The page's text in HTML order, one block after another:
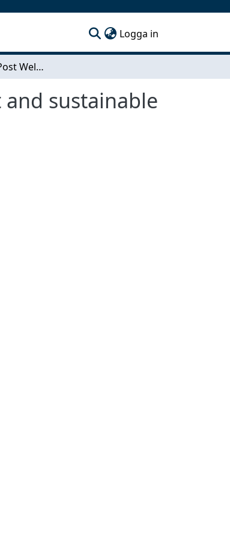
Logga in
The benefits of Post Weld Treatment for cost efficient and sustainable bridge design
sustainable